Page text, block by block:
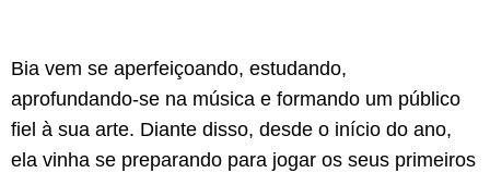
Bia vem se aperfeiçoando, estudando,
aprofundando-se na música e formando um público
fiel à sua arte. Diante disso, desde o início do ano,
ela vinha se preparando para jogar os seus primeiros